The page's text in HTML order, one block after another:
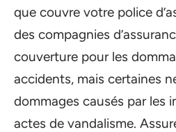
que couvre votre police
des compagnies
couverture pour les
accidents, mais certaines
dommages causés par les
actes de vandalisme.